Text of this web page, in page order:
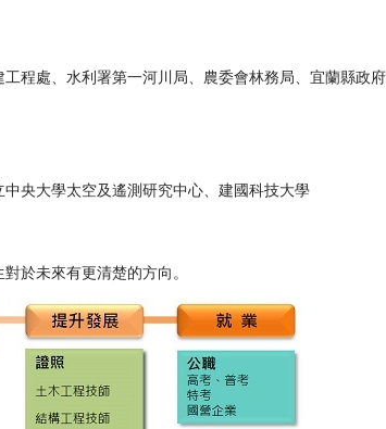
程處、水利署第一河川局、農委會林務局、宜蘭縣政
央大學太空及遙測研究中心、建國科技大學
於未來有更清楚的方向。